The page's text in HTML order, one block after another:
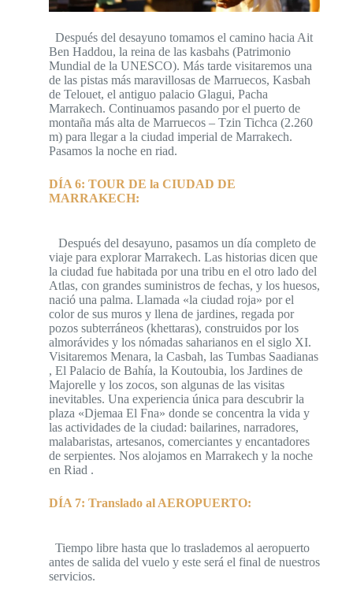
Después del desayuno tomamos el camino hacia Ait
Ben Haddou, la reina de las kasbahs (Patrimonio
Mundial de la UNESCO). Más tarde visitaremos una
de las pistas más maravillosas de Marruecos, Kasbah
de Telouet, el antiguo palacio Glagui, Pacha
Marrakech. Continuamos pasando por el puerto de
montaña más alta de Marruecos – Tzin Tichca (2.260
m) para llegar a la ciudad imperial de Marrakech.
Pasamos la noche en riad.
DÍA 6: TOUR DE la CIUDAD DE
MARRAKECH:
Después del desayuno, pasamos un día completo de
viaje para explorar Marrakech. Las historias dicen que
la ciudad fue habitada por una tribu en el otro lado del
Atlas, con grandes suministros de fechas, y los huesos,
nació una palma. Llamada «la ciudad roja» por el
color de sus muros y llena de jardines, regada por
pozos subterráneos (khettaras), construidos por los
almorávides y los nómadas saharianos en el siglo XI.
Visitaremos Menara, la Casbah, las Tumbas Saadianas
, El Palacio de Bahía, la Koutoubia, los Jardines de
Majorelle y los zocos, son algunas de las visitas
inevitables. Una experiencia única para descubrir la
plaza «Djemaa El Fna» donde se concentra la vida y
las actividades de la ciudad: bailarines, narradores,
malabaristas, artesanos, comerciantes y encantadores
de serpientes. Nos alojamos en Marrakech y la noche
en Riad .
DÍA 7: Translado al AEROPUERTO:
Tiempo libre hasta que lo traslademos al aeropuerto
antes de salida del vuelo y este será el final de nuestros
servicios.